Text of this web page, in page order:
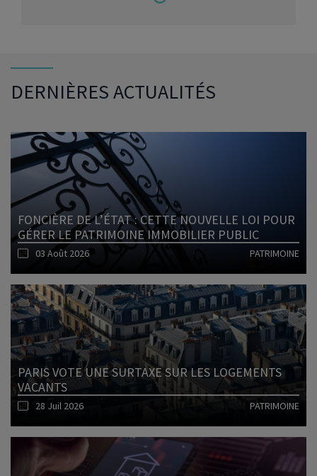
DERNIÈRES ACTUALITÉS
FONCIÈRE DE L’ÉTAT : CETTE NOUVELLE LOI POUR
GÉRER LE PATRIMOINE IMMOBILIER PUBLIC
03 Août 2026 PATRIMOINE
Lire l'article
PARIS VOTE UNE SURTAXE SUR LES LOGEMENTS
VACANTS
28 Juil 2026 PATRIMOINE
Lire l'article